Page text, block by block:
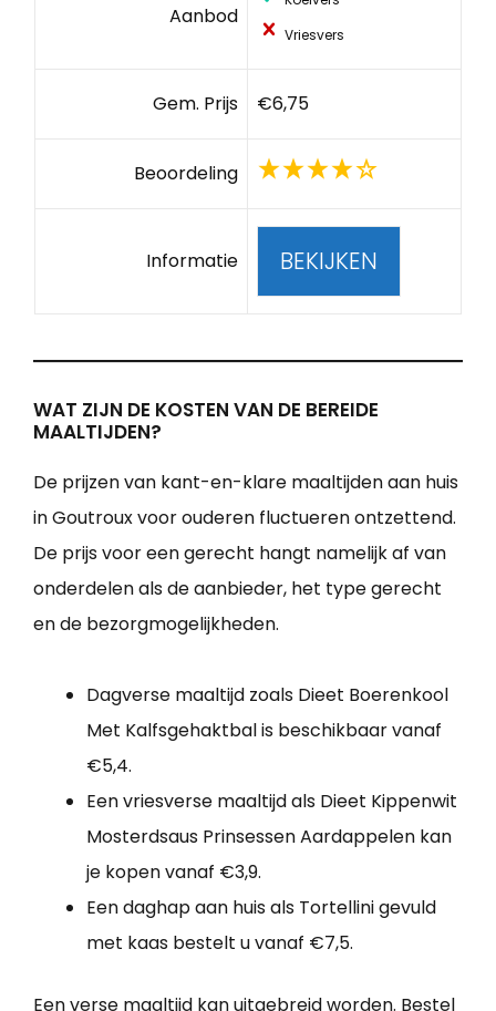
Aanbod
Vriesvers
Gem. Prijs €6,75
Beoordeling
Informatie BEKIJKEN
WAT ZIJN DE KOSTEN VAN DE BEREIDE
MAALTIJDEN?
De prijzen van kant-en-klare maaltijden aan huis
in Goutroux voor ouderen fluctueren ontzettend.
De prijs voor een gerecht hangt namelijk af van
onderdelen als de aanbieder, het type gerecht
en de bezorgmogelijkheden.
Dagverse maaltijd zoals Dieet Boerenkool
Met Kalfsgehaktbal is beschikbaar vanaf
€5,4.
Een vriesverse maaltijd als Dieet Kippenwit
Mosterdsaus Prinsessen Aardappelen kan
je kopen vanaf €3,9.
Een daghap aan huis als Tortellini gevuld
met kaas bestelt u vanaf €7,5.
Een verse maaltijd kan uitgebreid worden. Bestel